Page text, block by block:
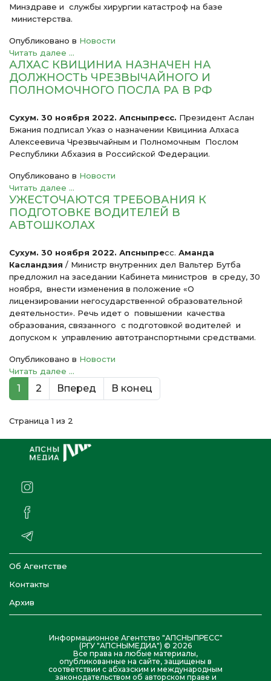
Минздраве и службы хирургии катастроф на базе
министерства.
Опубликовано в Новости
Читать далее ...
АЛХАС КВИЦИНИА НАЗНАЧЕН НА
ДОЛЖНОСТЬ ЧРЕЗВЫЧАЙНОГО И
ПОЛНОМОЧНОГО ПОСЛА РА В РФ
Сухум. 30 ноября 2022. Апсныпресс. Президент Аслан
Бжания подписал Указ о назначении Квициниа Алхаса
Алексеевича Чрезвычайным и Полномочным
Послом
Республики Абхазия в Российской Федерации.
Опубликовано в Новости
Читать далее ...
УЖЕСТОЧАЮТСЯ ТРЕБОВАНИЯ К
ПОДГОТОВКЕ ВОДИТЕЛЕЙ В
АВТОШКОЛАХ
Сухум. 30 ноября 2022. Апсныпресс. Аманда
Касландзия / Министр внутренних дел Вальтер Бутба
предложил на заседании Кабинета министров в среду, 30
ноября, внести изменения в положение «О
лицензировании негосударственной образовательной
деятельности». Речь идет о повышении качества
образования, связанного с подготовкой водителей и
допуском к управлению автотранспортными средствами.
Опубликовано в Новости
Читать далее ...
1 2 Вперед В конец
Страница 1 из 2
Об Агентстве
Контакты
Архив
Информационное Агентство "АПСНЫПРЕСС"
(РГУ "АПСНЫМЕДИА") © 2026
Все права на любые материалы,
опубликованные на сайте, защищены в
соответствии с абхазским и международным
законодательством об авторском праве и